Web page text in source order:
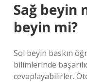
Sağ beyin
beyin mi?
Sol beyin baskın
bilimlerinde
cevaplayabilirler.